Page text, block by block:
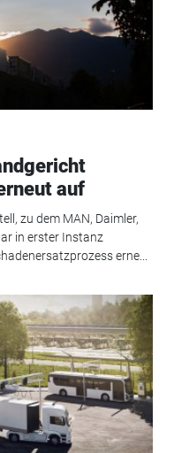
auf
zu dem MAN, Daimler,
in erster Instanz
erne...